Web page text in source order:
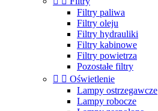
Filtry paliwa
Filtry oleju
Filtry hydrauliki
Filtry kabinowe
Filtry powietrza
Pozostałe filtry
  Oświetlenie
Lampy ostrzegawcze
Lampy robocze